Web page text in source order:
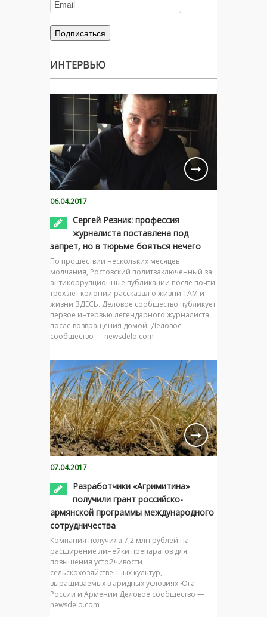
ИНТЕРВЬЮ
06.04.2017
Сергей Резник: профессия
журналиста поставлена под
запрет, но в тюрьме бояться нечего
По прошествии нескольких месяцев
молчания, Ростовский политзаключенный за
антикоррупционные публикации после почти
трех лет колонии рассказал о жизни ТАМ и
жизни ЗДЕСЬ. Деловое сообщество публикует
первое интервью легендарного журналиста
после возвращения домой. Деловое
сообщество — newsdelo.com
07.04.2017
Разработчики «Агримитина»
получили грант российско-
армянской программы международного
сотрудничества
Компания получила 7,2 млн рублей на
расширение линейки препаратов для
повышения устойчивости
сельскохозяйственных культур,
выращиваемых в аридных условиях Юга
России и Армении Деловое сообщество —
newsdelo.com